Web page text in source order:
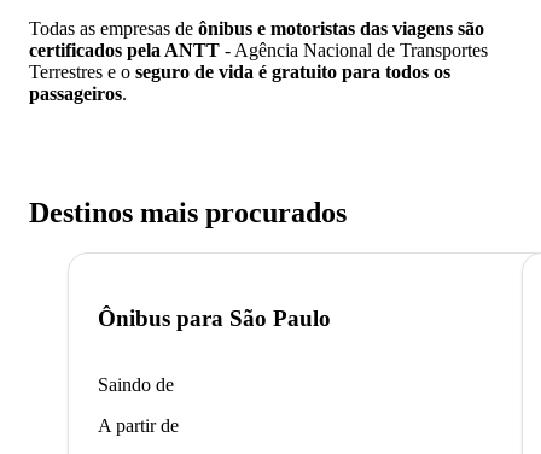
Todas as empresas de ônibus e motoristas das viagens são
certificados pela ANTT - Agência Nacional de Transportes
Terrestres e o seguro de vida é gratuito para todos os
passageiros.
Destinos mais procurados
Ônibus para São Paulo
Saindo de
A partir de